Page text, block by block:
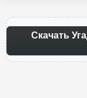
Скачать